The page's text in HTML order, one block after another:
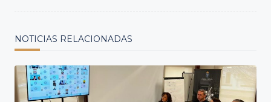
NOTICIAS RELACIONADAS